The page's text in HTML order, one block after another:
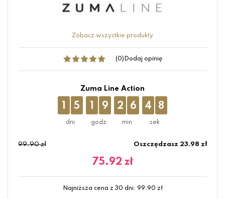
Zobacz wszystkie produkty
(0) Dodaj opinię
Zuma Line Action
1 5 1 9 2 6 4 8
99.90 zł Oszczędzasz 23.98 zł
75.92 zł
Najniższa cena z 30 dni: 99.90 zł